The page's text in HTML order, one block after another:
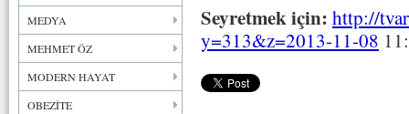
MEDYA
MEHMET ÖZ
MODERN HAYAT
OBEZİTE
Seyretmek için: http://
y=313&z=2013-11-08